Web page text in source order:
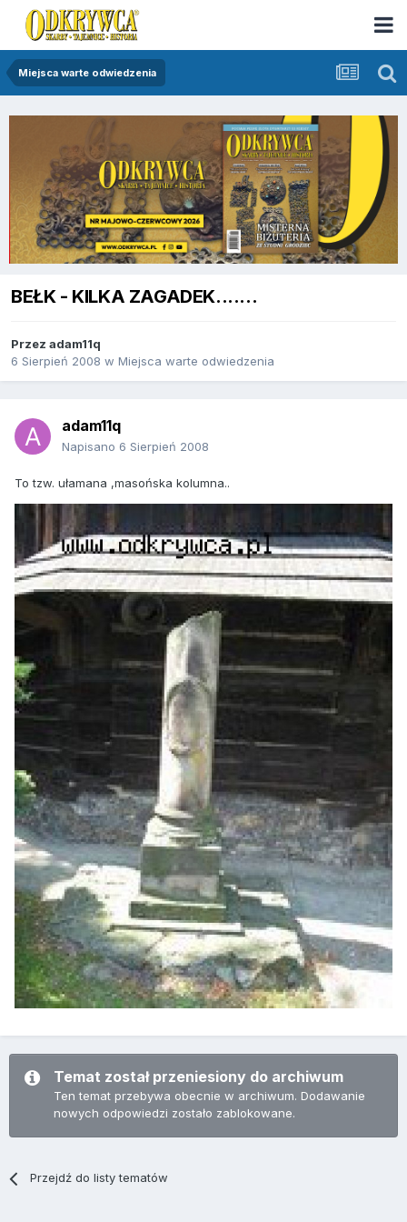
Miejsca warte odwiedzenia
BEŁK - KILKA ZAGADEK.......
Przez adam11q
6 Sierpień 2008 w Miejsca warte odwiedzenia
adam11q
Napisano 6 Sierpień 2008
To tzw. ułamana ,masońska kolumna..
Temat został przeniesiony do archiwum
Ten temat przebywa obecnie w archiwum. Dodawanie
nowych odpowiedzi zostało zablokowane.
Przejdź do listy tematów